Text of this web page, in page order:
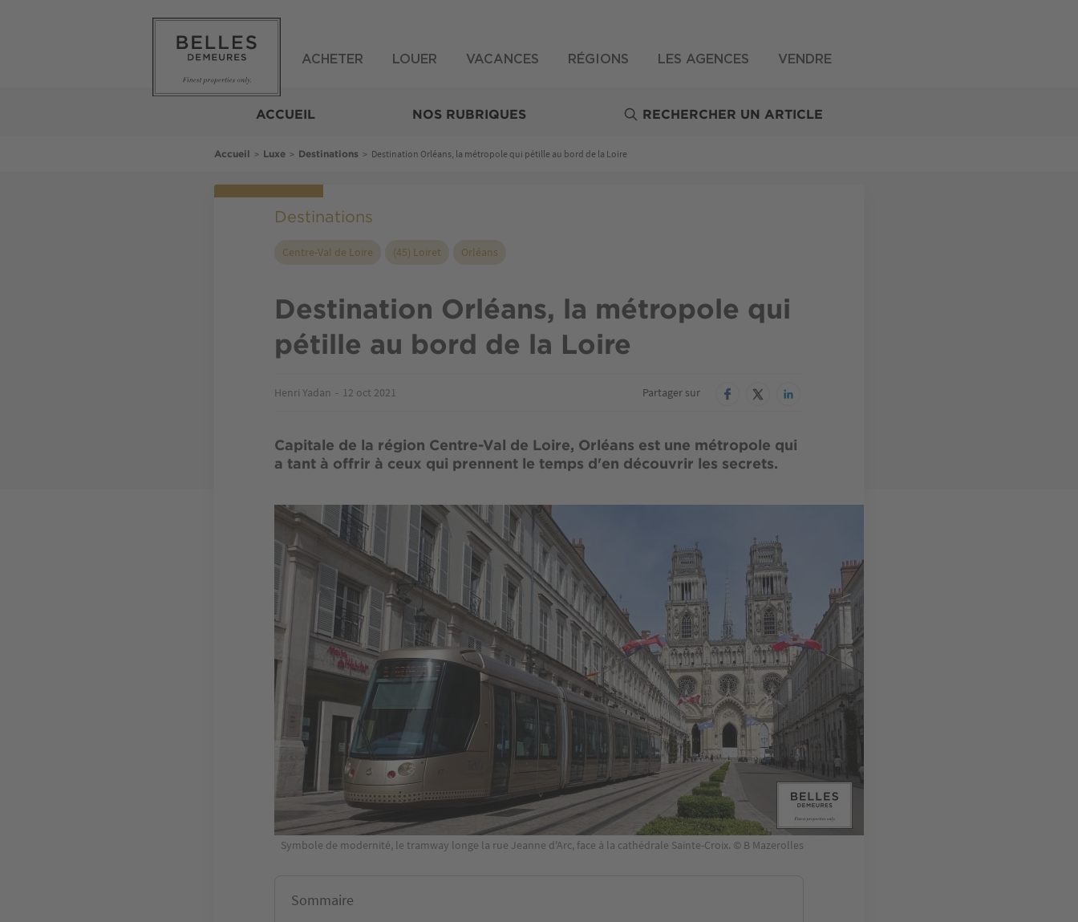
ACHETER LOUER VACANCES RÉGIONS LES AGENCES VENDRE
ACCUEIL NOS RUBRIQUES RECHERCHER UN ARTICLE
Fil
Accueil > Luxe > Destinations > Destination Orléans, la métropole qui pétille au bord de la Loire
Destinations
Centre-Val de Loire (45) Loiret Orléans
Destination Orléans, la métropole qui
pétille au bord de la Loire
Henri Yadan 12 oct 2021 Partager sur
Capitale de la région Centre-Val de Loire, Orléans est une métropole qui
a tant à offrir à ceux qui prennent le temps d'en découvrir les secrets.
Image
Symbole de modernité, le tramway longe la rue Jeanne d'Arc, face à la cathédrale Sainte-Croix. © B Mazerolles
Sommaire